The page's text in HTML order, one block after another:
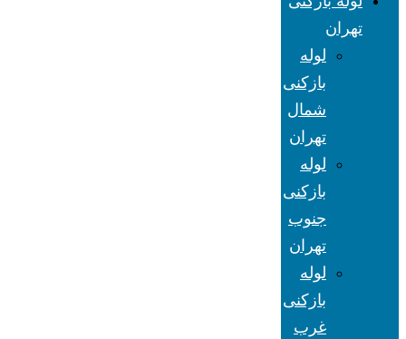
تهران
لوله
بازکنی
شمال
تهران
لوله
بازکنی
جنوب
تهران
لوله
بازکنی
غرب